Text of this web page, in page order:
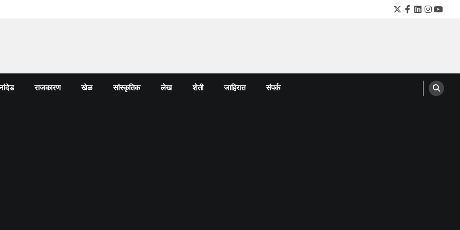
Twitter
Facebook
LinkedIn
राजकारण खेळ सांस्कृतिक लेख शेती जाहिरात संपर्क